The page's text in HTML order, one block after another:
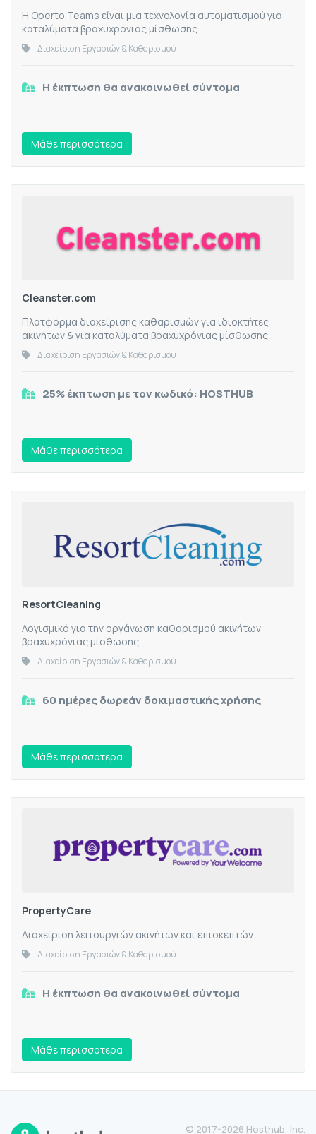
Η Operto Teams είναι μια τεχνολογία αυτοματισμού για
καταλύματα βραχυχρόνιας μίσθωσης.
Διαχείριση Εργασιών & Καθαρισμού
Η έκπτωση θα ανακοινωθεί σύντομα
Mάθε περισσότερα
Cleanster.com
Πλατφόρμα διαχείρισης καθαρισμών για ιδιοκτήτες
ακινήτων & για καταλύματα βραχυχρόνιας μίσθωσης.
Διαχείριση Εργασιών & Καθαρισμού
25% έκπτωση με τον κωδικό: HOSTHUB
Mάθε περισσότερα
ResortCleaning
Λογισμικό για την οργάνωση καθαρισμού ακινήτων
βραχυχρόνιας μίσθωσης.
Διαχείριση Εργασιών & Καθαρισμού
60 ημέρες δωρεάν δοκιμαστικής χρήσης
Mάθε περισσότερα
PropertyCare
Διαχείριση λειτουργιών ακινήτων και επισκεπτών
Διαχείριση Εργασιών & Καθαρισμού
Η έκπτωση θα ανακοινωθεί σύντομα
Mάθε περισσότερα
© 2017-2026 Hosthub, Inc.